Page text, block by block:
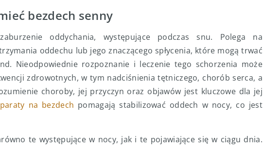
bezdech senny
oddychania, występujące podczas snu. Polega na
oddechu lub jego znaczącego spłycenia, które mogą trwać
Nieodpowiednie rozpoznanie i leczenie tego schorzenia może
zdrowotnych, w tym nadciśnienia tętniczego, chorób serca, a
choroby, jej przyczyn oraz objawów jest kluczowe dla jej
na bezdech pomagają stabilizować oddech w nocy, co jest
te występujące w nocy, jak i te pojawiające się w ciągu dnia.